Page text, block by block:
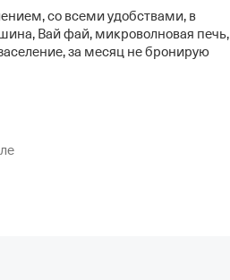
со всеми удобствами, в
Вай фай, микроволновая печь,
за месяц не бронирую